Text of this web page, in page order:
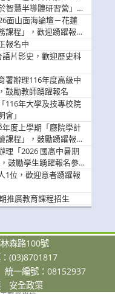
智慧半導體研習營」，
面山面海論壇－花蓮
課程」，歡迎踴躍報名
報名中
片影史，歡迎歷史科
署辦理116年度高級中
鼓勵教師踴躍報名
116年大學及技專校院
」
度上學期「廳院學計
程」，鼓勵踴躍報名
理「2026 國高中暑期
鼓勵學生踴躍報名參
1位，歡迎意者踴躍報
推廣教育課程招生
森路100號
(03)8701817
統一編號：08152937
安全政策